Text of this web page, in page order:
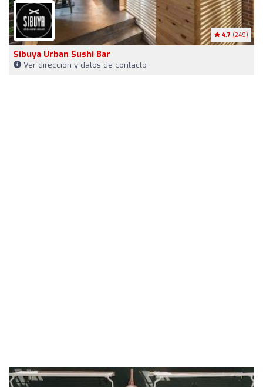
4.7 (249)
Sibuya Urban Sushi Bar
Ver dirección y datos de contacto